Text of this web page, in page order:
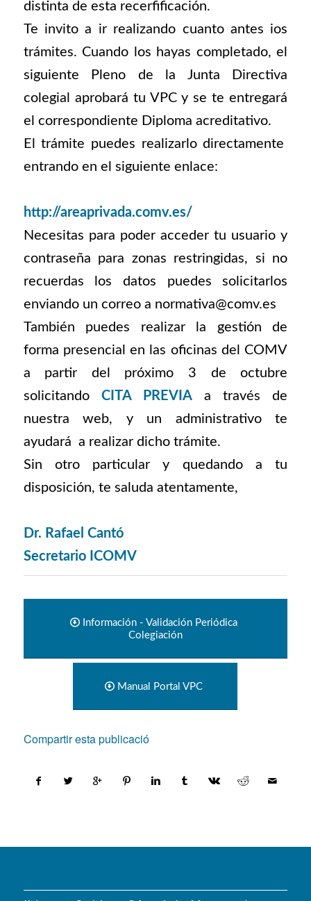
distinta de esta recerfificación.
Te invito a ir realizando cuanto antes ios
trámites. Cuando los hayas completado, el
siguiente Pleno de la Junta Directiva
colegial aprobará tu VPC y se te entregará
el correspondiente Diploma acreditativo.
El trámite puedes realizarlo directamente
entrando en el siguiente enlace:
http://areaprivada.comv.es/
Necesitas para poder acceder tu usuario y
contraseña para zonas restringidas, si no
recuerdas los datos puedes solicitarlos
enviando un correo a normativa@comv.es
También puedes realizar la gestión de
forma presencial en las oficinas del COMV
a partir del próximo 3 de octubre
solicitandoCITA PREVIA a través de
nuestra web, y un administrativo te
ayudará a realizar dicho trámite.
Sin otro particular y quedando a tu
disposición, te saluda atentamente,
Dr. Rafael Cantó
Secretario ICOMV
Información - Validación Periódica
Colegiación
Manual Portal VPC
Compartir esta publicació